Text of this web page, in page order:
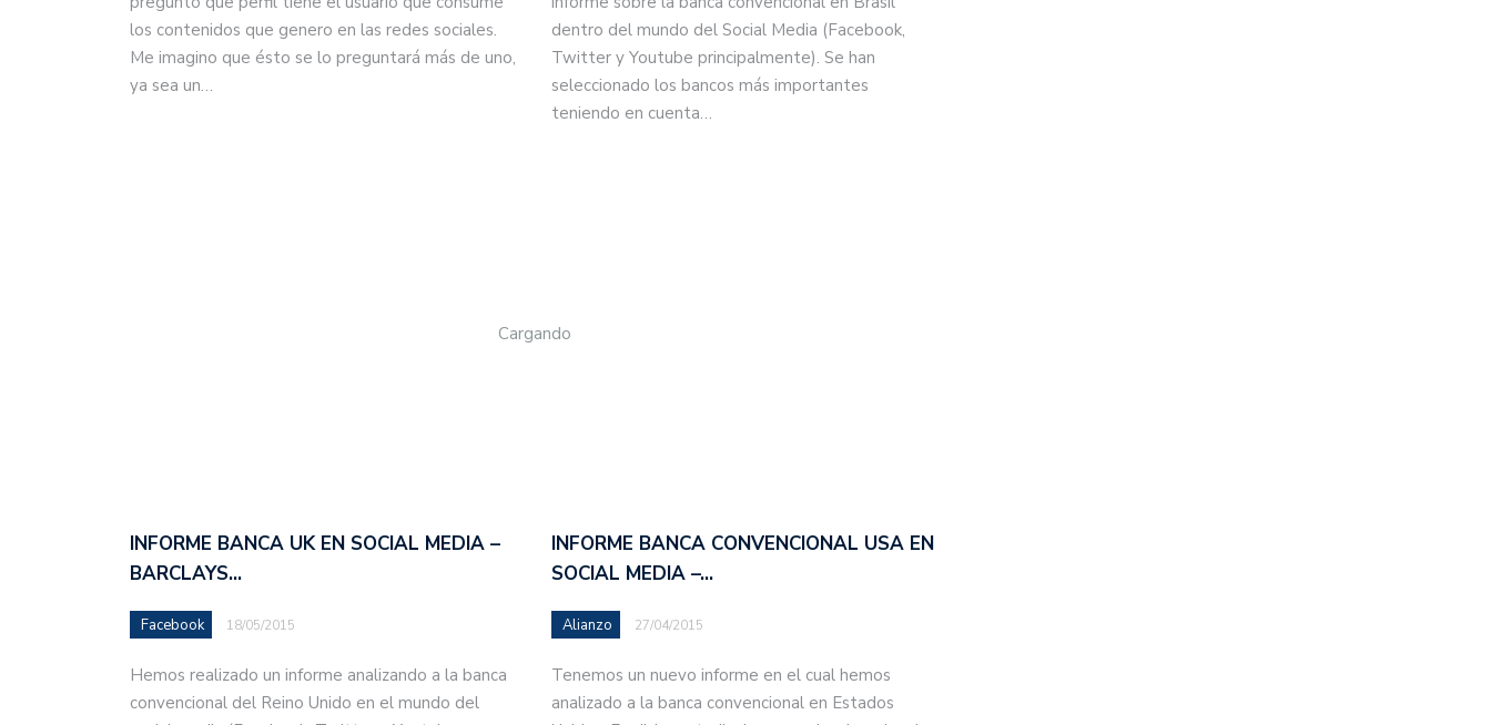
los contenidos que genero en las redes sociales.
Me imagino que ésto se lo preguntará más de uno,
ya sea un…
dentro del mundo del Social Media (Facebook,
Twitter y Youtube principalmente). Se han
seleccionado los bancos más importantes
teniendo en cuenta…
Cargando
INFORME BANCA UK EN SOCIAL MEDIA –
BARCLAYS…
Facebook 18/05/2015
Hemos realizado un informe analizando a la banca
convencional del Reino Unido en el mundo del
INFORME BANCA CONVENCIONAL USA EN
SOCIAL MEDIA –…
Alianzo 27/04/2015
Tenemos un nuevo informe en el cual hemos
analizado a la banca convencional en Estados